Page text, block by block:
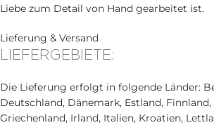
Liebe zum Detail von Hand gearbeitet ist.
Lieferung & Versand
LIEFERGEBIETE:
Die Lieferung erfolgt in folgende Länder:
Deutschland, Dänemark, Estland, Finnland,
Griechenland, Irland, Italien, Kroatien,